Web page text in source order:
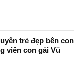
trẻ đẹp bên con
viên con gái Vũ